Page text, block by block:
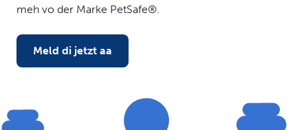
meh vo der Marke PetSafe®.
Meld di jetzt aa